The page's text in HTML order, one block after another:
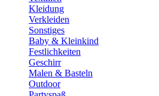
Kleidung
Verkleiden
Sonstiges
Baby & Kleinkind
Festlichkeiten
Geschirr
Malen & Basteln
Outdoor